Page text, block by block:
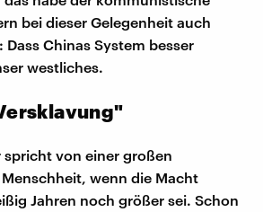
bei dieser Gelegenheit auch
Chinas System besser
westliches.
spricht von einer großen
wenn die Macht
Jahren noch größer sei. Schon